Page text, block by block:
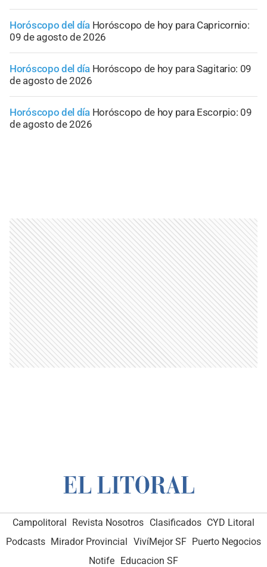
Horóscopo del día Horóscopo de hoy para Capricornio:
09 de agosto de 2026
Horóscopo del día Horóscopo de hoy para Sagitario: 09
de agosto de 2026
Horóscopo del día Horóscopo de hoy para Escorpio: 09
de agosto de 2026
Campolitoral Revista Nosotros Clasificados CYD Litoral
Podcasts Mirador Provincial VivíMejor SF Puerto Negocios
Notife Educacion SF